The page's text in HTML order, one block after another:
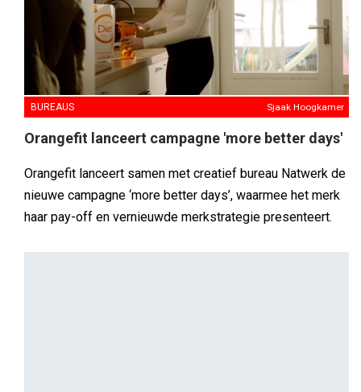
BUREAUS Sjaak Hoogkamer
Orangefit lanceert campagne 'more better days'
Orangefit lanceert samen met creatief bureau Natwerk de
nieuwe campagne ‘more better days’, waarmee het merk
haar pay-off en vernieuwde merkstrategie presenteert.